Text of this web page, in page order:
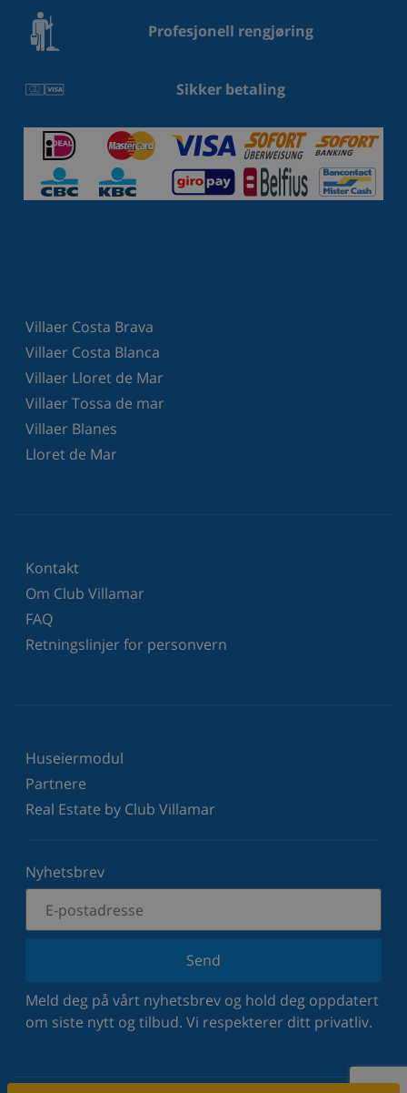
Profesjonell rengjøring
Sikker betaling
Villaer Costa Brava
Villaer Costa Blanca
Villaer Lloret de Mar
Villaer Tossa de mar
Villaer Blanes
Lloret de Mar
Kontakt
Om Club Villamar
FAQ
Retningslinjer for personvern
Huseiermodul
Partnere
Real Estate by Club Villamar
Nyhetsbrev
Send
Meld deg på vårt nyhetsbrev og hold deg oppdatert
om siste nytt og tilbud. Vi respekterer ditt privatliv.